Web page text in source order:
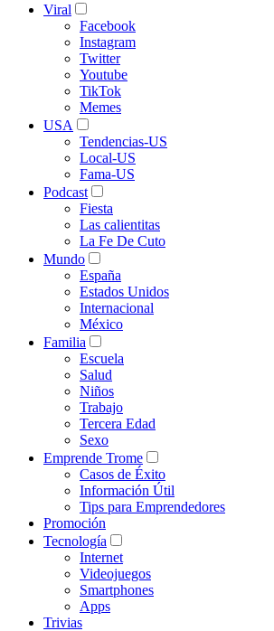
Viral
Facebook
Instagram
Twitter
Youtube
TikTok
Memes
USA
Tendencias-US
Local-US
Fama-US
Podcast
Fiesta
Las calientitas
La Fe De Cuto
Mundo
España
Estados Unidos
Internacional
México
Familia
Escuela
Salud
Niños
Trabajo
Tercera Edad
Sexo
Emprende Trome
Casos de Éxito
Información Útil
Tips para Emprendedores
Promoción
Tecnología
Internet
Videojuegos
Smartphones
Apps
Trivias